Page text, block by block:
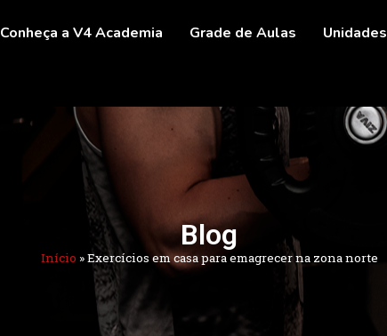
Conheça a V4 Academia Grade de Aulas Unidades
Blog
Início »Exercícios em casa para emagrecer na zona norte